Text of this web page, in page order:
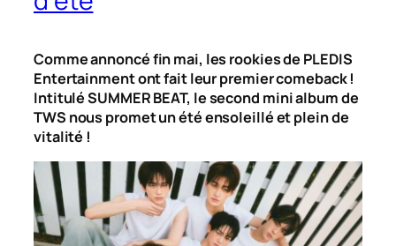
Comme annoncé fin mai, les rookies de PLEDIS
Entertainment ont fait leur premier comeback !
IntituléSUMMER BEAT, le second mini album de
TWS nous promet un été ensoleillé et plein de
vitalité !